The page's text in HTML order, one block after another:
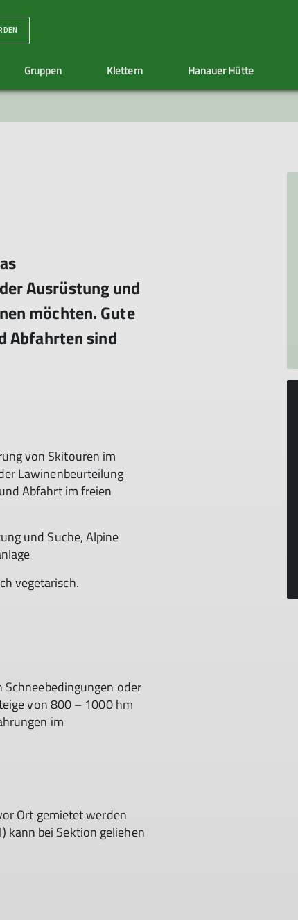
Social Media Sektionstermine
Gruppen
Jugend
Klettern
Jugendgruppen
Hanauer Hütte
Ehrenamt Adressänderung
Ausrüstung und
möchten. Gute
Abfahrten sind
von Skitouren im
Lawinenbeurteilung
Abfahrt im freien
und Suche, Alpine
vegetarisch.
oder
von 800 – 1000 hm
im
Ort gemietet werden
kann bei Sektion geliehen